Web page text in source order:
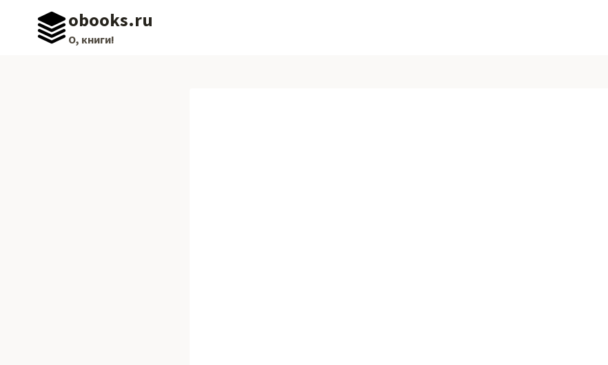
содержимому
obooks.ru
О, книги!